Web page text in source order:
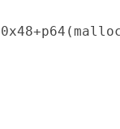
0x48+p64 (